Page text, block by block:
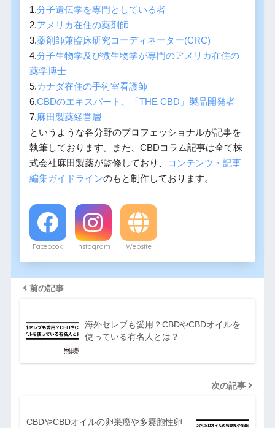
1.分子遺伝学を専門としている者
2.アメリカ在住の薬剤師
3.薬剤師兼臨床研究コーディネーター(CRC)
4.分子生物学及び微生物学が専門のアメリカ在住の
薬学博士
5.カナダ在住の手術室看護師
6.CBDのエキスパート、「THE CBD」製品開発者
7.麻田製薬経営層
というような各分野のプロフェッショナルが記事を
執筆しております。また、CBDコラム記事は全て株
式会社麻田製薬が監修しており、
コンテンツ・記事
編集ガイドラインのもと制作しております。
Facebook Instagram Website
前の記事
海外セレブも愛用？CBDやCBDオイルを
使っている有名人とは？
次の記事
CBDやCBDオイルの卵巣癌や多嚢胞性卵